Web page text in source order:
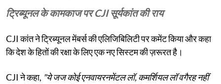
ट्रिब्यूनल के कामकाज पर CJI सूर्यकांत की राय
CJI कांत ने ट्रिब्यूनल मेंबर्स की एलिजिबिलिटी पर कमेंट किया और कहा
कि देश के हितों की रक्षा के लिए एक नए सिस्टम की ज़रूरत है।
CJI ने कहा, "ये जज कोई एनवायरनमेंटल लॉ, कमर्शियल लॉ वगैरह नहीं